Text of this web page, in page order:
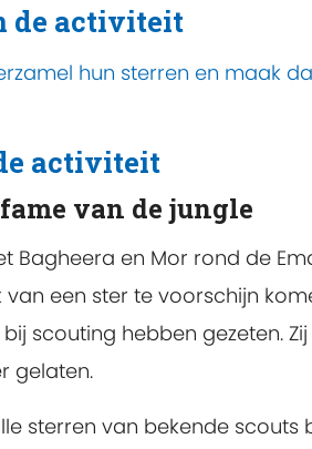
de activiteit
hun sterren en maak
activiteit
van de jungle
Bagheera en Mor rond de
een ster te voorschijn
scouting hebben gezeten.
gelaten.
sterren van bekende scouts